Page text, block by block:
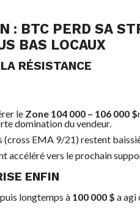
: BTCPERD SA
BAS LOCAUX
RÉSISTANCE
le Zone 104 000 – 106 000 $
domination du vendeur.
(cross EMA 9/21) restent
accéléré vers le prochain
ENFIN
longtemps à 100 000 $ a agi